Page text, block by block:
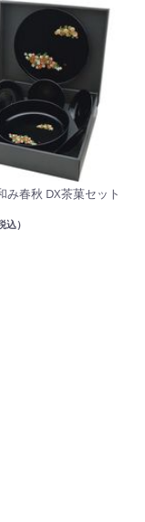
み春秋 DX茶菓セット
込）